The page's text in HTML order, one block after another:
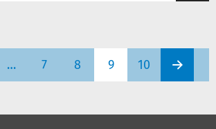
… 7 8 9 10